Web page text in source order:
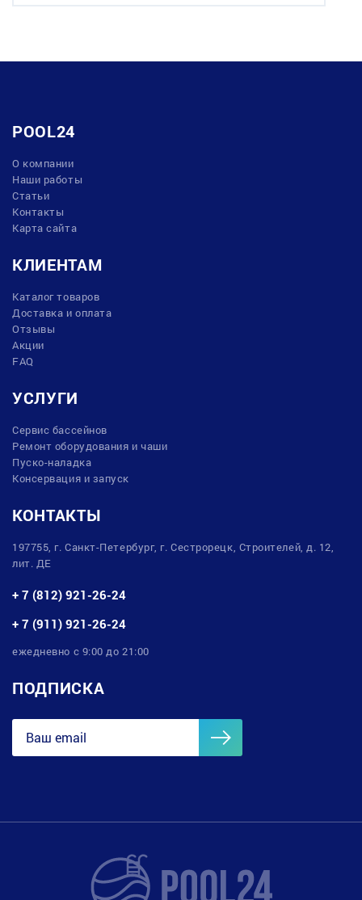
POOL24
О компании
Наши работы
Статьи
Контакты
Карта сайта
КЛИЕНТАМ
Каталог товаров
Доставка и оплата
Отзывы
Акции
FAQ
УСЛУГИ
Сервис бассейнов
Ремонт оборудования и чаши
Пуско-наладка
Консервация и запуск
КОНТАКТЫ
197755, г. Санкт-Петербург, г. Сестрорецк, Строителей, д. 12,
лит. ДЕ
+ 7 (812) 921-26-24
+ 7 (911) 921-26-24
ежедневно с 9:00 до 21:00
ПОДПИСКА